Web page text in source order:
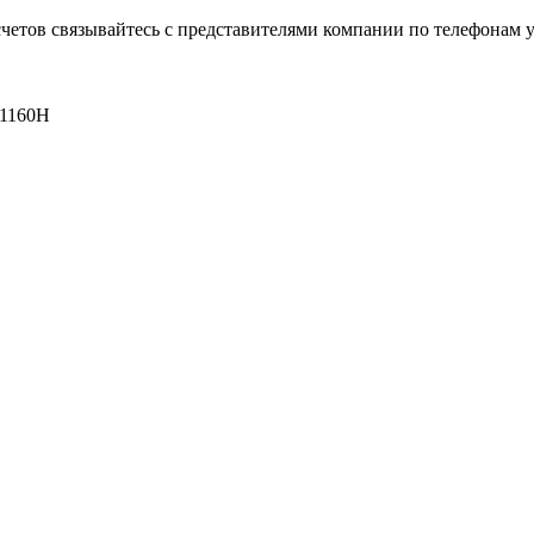
связывайтесь с представителями компании по телефонам